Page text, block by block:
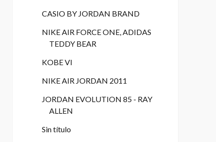
CASIO BY JORDAN BRAND
NIKE AIR FORCE ONE, ADIDAS
TEDDY BEAR
KOBE VI
NIKE AIR JORDAN 2011
JORDAN EVOLUTION 85 - RAY
ALLEN
Sin título